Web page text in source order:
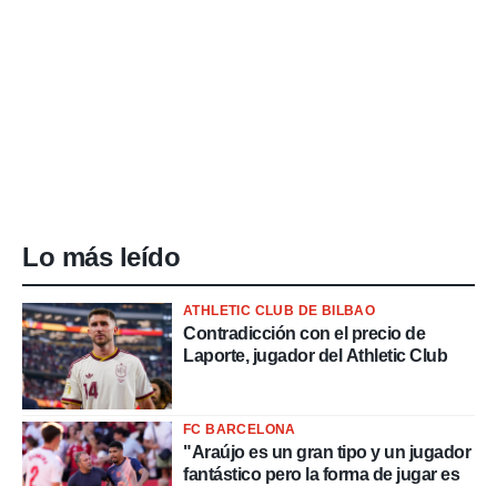
Lo más leído
ATHLETIC CLUB DE BILBAO
Contradicción con el precio de
Laporte, jugador del Athletic Club
FC BARCELONA
"Araújo es un gran tipo y un jugador
fantástico pero la forma de jugar es